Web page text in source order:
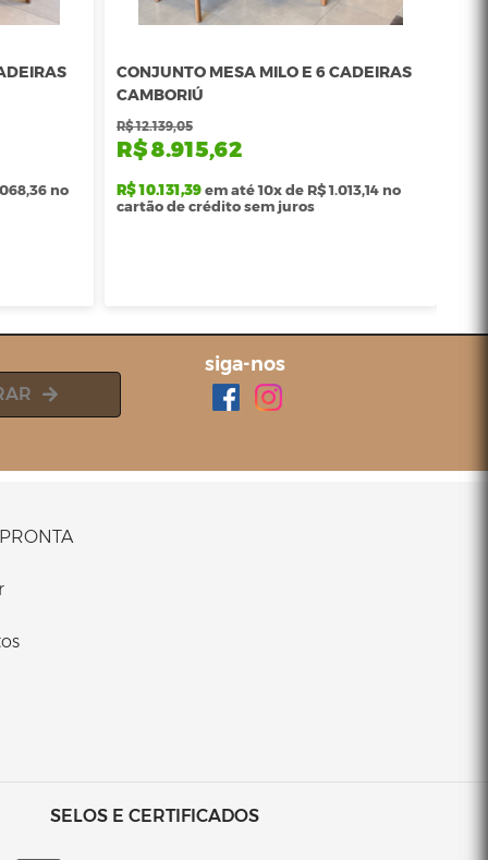
no
CONJUNTO MESA MILO E 6 CADEIRAS
CAMBORIÚ
R$ 12.139,05
R$ 8.915,62
R$ 10.131,39em até 10x de R$ 1.013,14 no
cartão de crédito sem juros
siga-nos
SELOS E CERTIFICADOS